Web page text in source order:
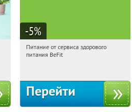
-5%
15:19:54
Получи первым!
Питание от сервиса здорового
питания BeFit
Перейти